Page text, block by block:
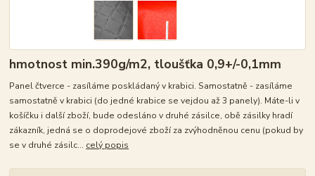
hmotnost min.390g/m2, tloušťka 0,9+/-0,1mm
Panel čtverce - zasíláme poskládaný v krabici. Samostatně - zasíláme
samostatně v krabici (do jedné krabice se vejdou až 3 panely). Máte-li v
košíčku i další zboží, bude odesláno v druhé zásilce, obě zásilky hradí
zákazník, jedná se o doprodejové zboží za zvýhodněnou cenu (pokud by
se v druhé zásilc... celý popis